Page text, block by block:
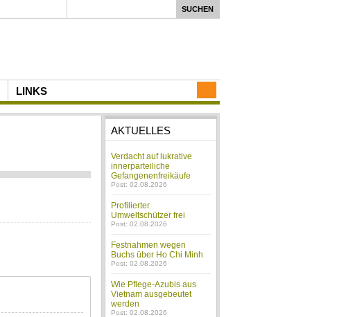
LINKS
AKTUELLES
Verdacht auf lukrative
innerparteiliche
Gefangenenfreikäufe
Post: 02.08.2026
Profilierter
Umweltschützer frei
Post: 02.08.2026
Festnahmen wegen
Buchs über Ho Chi Minh
Post: 02.08.2026
Wie Pflege-Azubis aus
Vietnam ausgebeutet
werden
Post: 02.08.2026